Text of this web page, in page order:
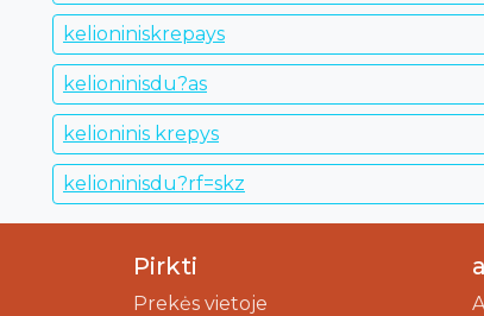
kelioniniskrepays
kelioninisdu?as
kelioninis krepys
kelioninisdu?rf=skz
Pirkti
Prekės vietoje